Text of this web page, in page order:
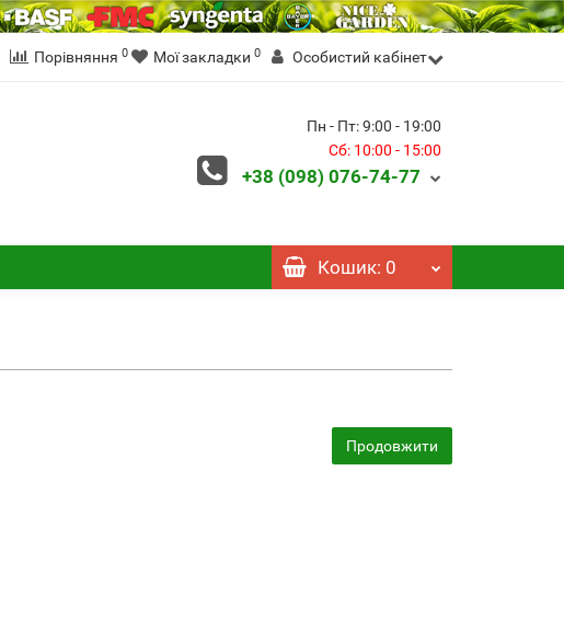
Порівняння 0 Мої закладки 0 Особистий кабінет
Пн - Пт: 9:00 - 19:00
Сб: 10:00 - 15:00
+38 (098) 076-74-77
Кошик: 0
Продовжити